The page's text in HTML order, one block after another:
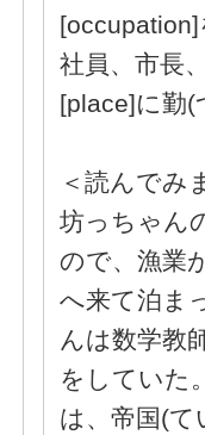
社員、市長
[place]に勤(
＜読んでみ
坊っちゃん
ので、漁業
へ来て泊ま
んは数学教
をしていた
は、帝国(て